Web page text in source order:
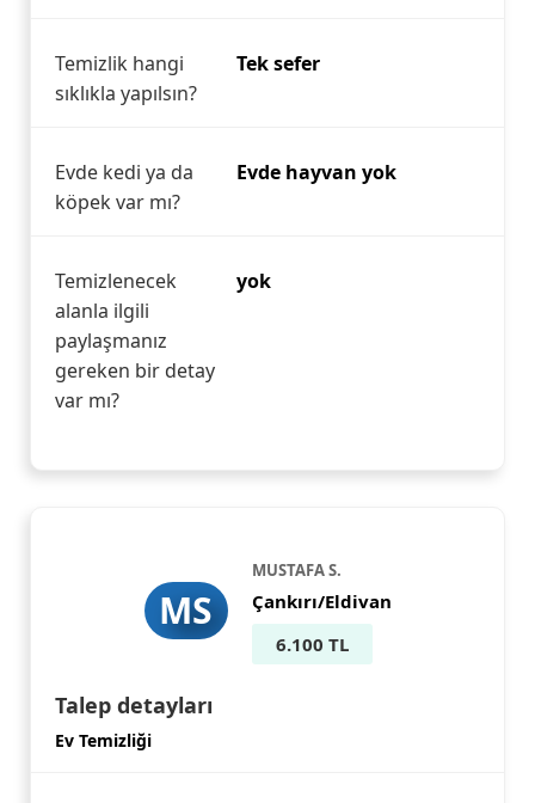
Temizlik hangi
sıklıkla yapılsın?
Tek sefer
Evde kedi ya da
köpek var mı?
Evde hayvan yok
Temizlenecek
alanla ilgili
paylaşmanız
gereken bir detay
var mı?
yok
MS
MUSTAFA S.
Çankırı/Eldivan
6.100 TL
Talep detayları
Ev Temizliği